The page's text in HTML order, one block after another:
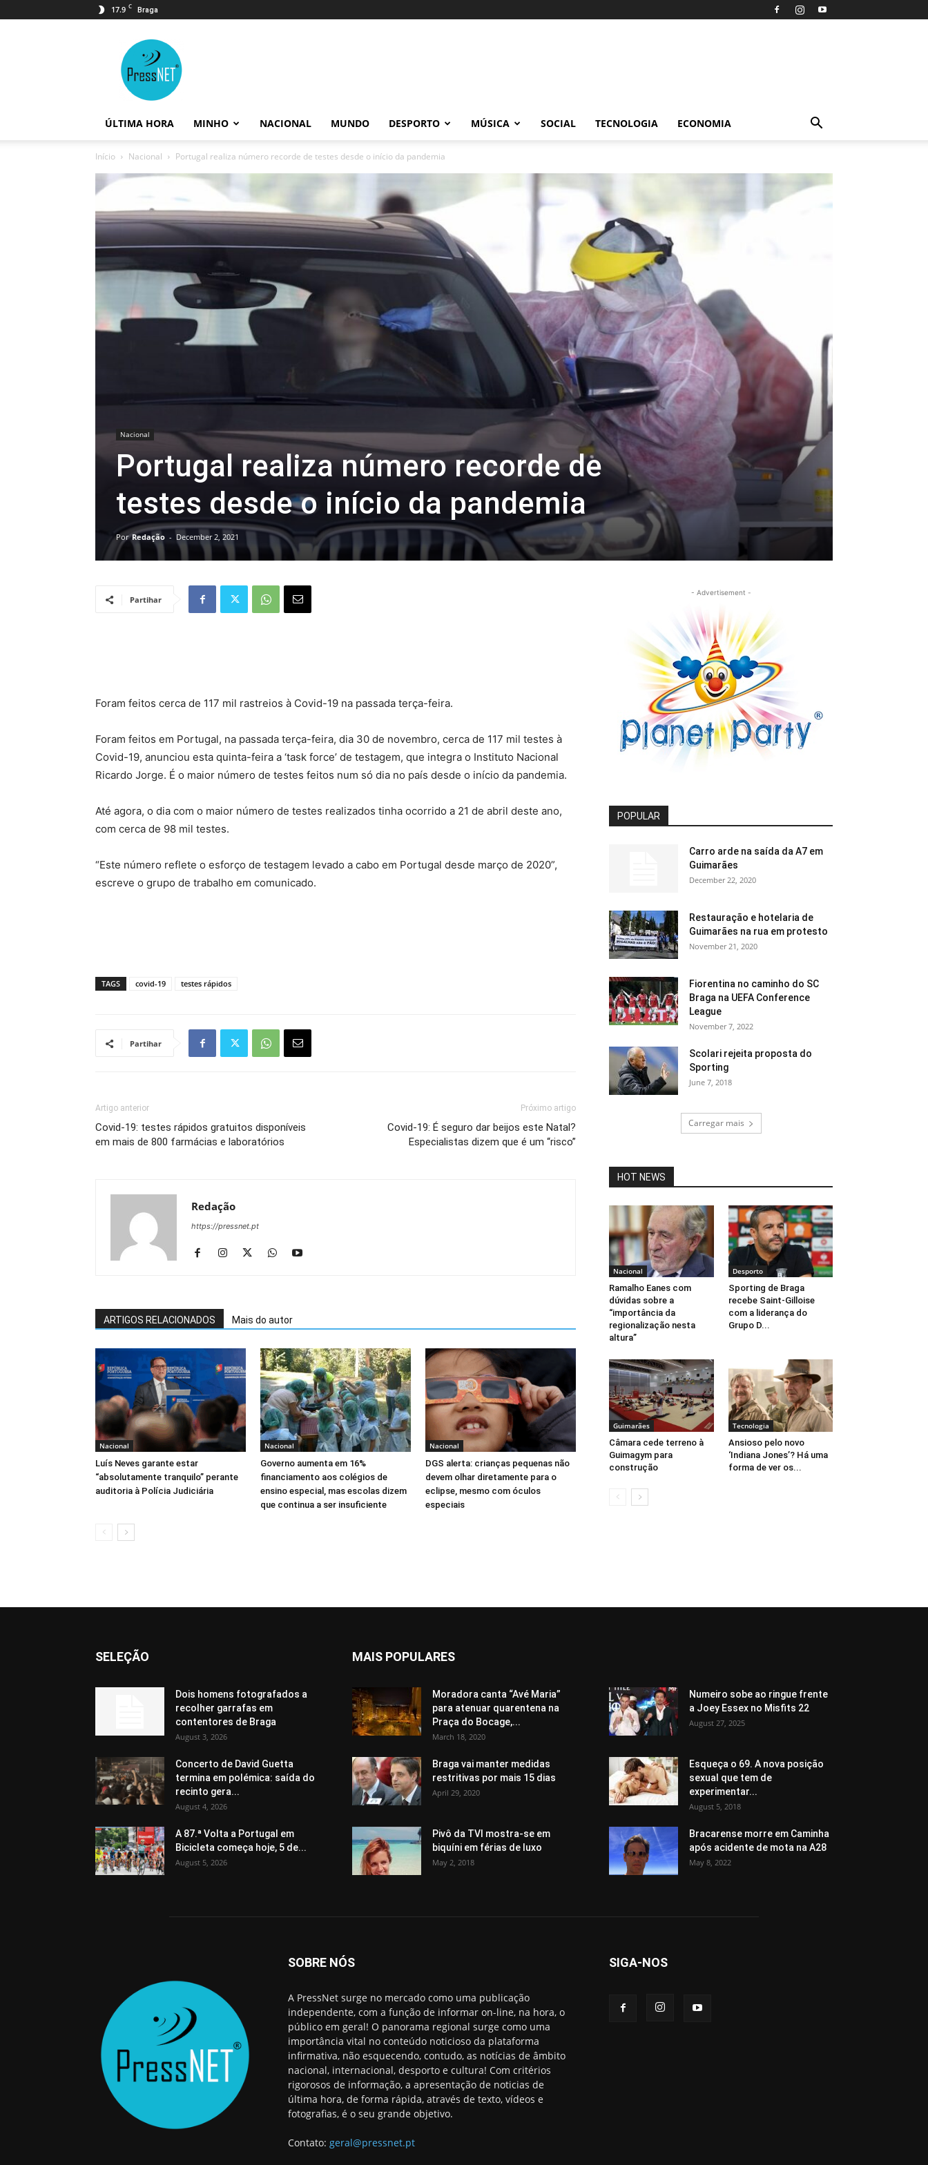
17.9 C Braga
ÚLTIMA HORA MINHO NACIONAL MUNDO DESPORTO MÚSICA SOCIAL TECNOLOGIA ECONOMIA
Início Nacional Portugal realiza número recorde de testes desde o início da pandemia
Nacional
Portugal realiza número recorde de
testes desde o início da pandemia
Por Redação - December 2, 2021
Partihar
Foram feitos cerca de 117 mil rastreios à Covid-19 na passada terça-feira.
Foram feitos em Portugal, na passada terça-feira, dia 30 de novembro, cerca de 117 mil testes à
Covid-19, anunciou esta quinta-feira a ‘task force’ de testagem, que integra o Instituto Nacional
Ricardo Jorge. É o maior número de testes feitos num só dia no país desde o início da pandemia.
Até agora, o dia com o maior número de testes realizados tinha ocorrido a 21 de abril deste ano,
com cerca de 98 mil testes.
“Este número reflete o esforço de testagem levado a cabo em Portugal desde março de 2020”,
escreve o grupo de trabalho em comunicado.
TAGS covid-19 testes rápidos
Partihar
Artigo anterior
Covid-19: testes rápidos gratuitos disponíveis
em mais de 800 farmácias e laboratórios
Próximo artigo
Covid-19: É seguro dar beijos este Natal?
Especialistas dizem que é um “risco”
Redação
https://pressnet.pt
ARTIGOS RELACIONADOS Mais do autor
Nacional
Luís Neves garante estar
“absolutamente tranquilo” perante
auditoria à Polícia Judiciária
Nacional
Governo aumenta em 16%
financiamento aos colégios de
ensino especial, mas escolas dizem
que continua a ser insuficiente
Nacional
DGS alerta: crianças pequenas não
devem olhar diretamente para o
eclipse, mesmo com óculos
especiais
- Advertisement -
POPULAR
Carro arde na saída da A7 em
Guimarães
December 22, 2020
Restauração e hotelaria de
Guimarães na rua em protesto
November 21, 2020
Fiorentina no caminho do SC
Braga na UEFA Conference
League
November 7, 2022
Scolari rejeita proposta do
Sporting
June 7, 2018
Carregar mais
HOT NEWS
Nacional
Ramalho Eanes com
dúvidas sobre a
“importância da
regionalização nesta
altura”
Desporto
Sporting de Braga
recebe Saint-Gilloise
com a liderança do
Grupo D...
Guimarães
Câmara cede terreno à
Guimagym para
construção
Tecnologia
Ansioso pelo novo
‘Indiana Jones’? Há uma
forma de ver os...
SELEÇÃO
Dois homens fotografados a
recolher garrafas em
contentores de Braga
August 3, 2026
Concerto de David Guetta
termina em polémica: saída do
recinto gera...
August 4, 2026
A 87.ª Volta a Portugal em
Bicicleta começa hoje, 5 de...
August 5, 2026
MAIS POPULARES
Moradora canta “Avé Maria”
para atenuar quarentena na
Praça do Bocage,...
March 18, 2020
Numeiro sobe ao ringue frente
a Joey Essex no Misfits 22
August 27, 2025
Braga vai manter medidas
restritivas por mais 15 dias
April 29, 2020
Esqueça o 69. A nova posição
sexual que tem de
experimentar...
August 5, 2018
Pivô da TVI mostra-se em
biquíni em férias de luxo
May 2, 2018
Bracarense morre em Caminha
após acidente de mota na A28
May 8, 2022
SOBRE NÓS
A PressNet surge no mercado como uma publicação
independente, com a função de informar on-line, na hora, o
público em geral! O panorama regional surge como uma
importância vital no conteúdo noticioso da plataforma
infirmativa, não esquecendo, contudo, as notícias de âmbito
nacional, internacional, desporto e cultura! Com critérios
rigorosos de informação, a apresentação de noticias de
última hora, de forma rápida, através de texto, vídeos e
fotografias, é o seu grande objetivo.
Contato: geral@pressnet.pt
SIGA-NOS